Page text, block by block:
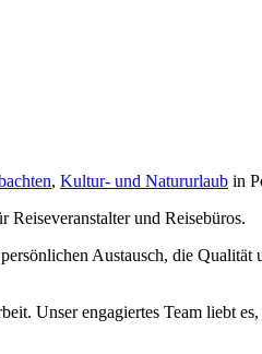
, Kultur- und Natururlaub in
Reiseveranstalter und Reisebüros.
Austausch, die Qualität
Unser engagiertes Team liebt